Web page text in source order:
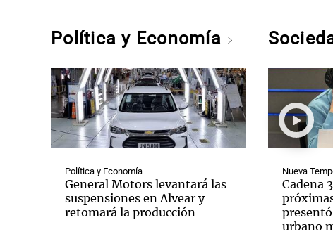
Política y Economía
Política y Economía
General Motors levantará las
suspensiones en Alvear y
retomará la producción
Nueva
Cadena
urbano